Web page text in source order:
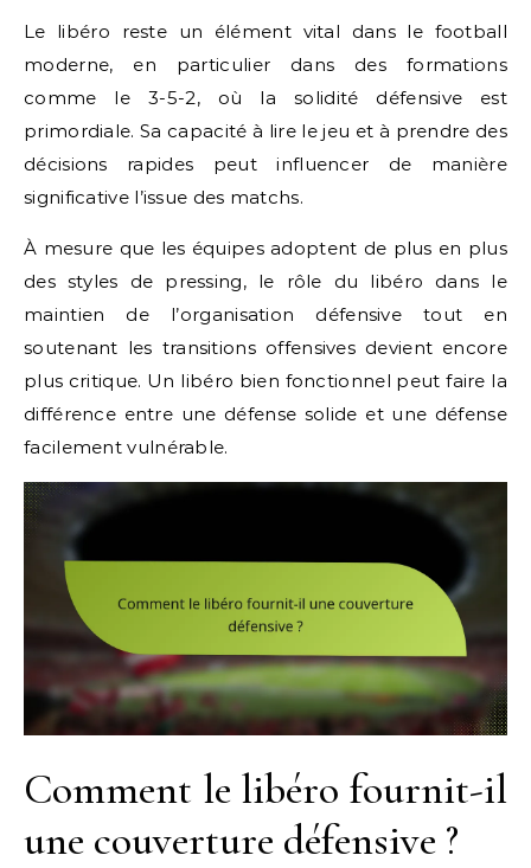
Le libéro reste un élément vital dans le football
moderne, en particulier dans des formations
comme le 3-5-2, où la solidité défensive est
primordiale. Sa capacité à lire le jeu et à prendre des
décisions rapides peut influencer de manière
significative l’issue des matchs.
À mesure que les équipes adoptent de plus en plus
des styles de pressing, le rôle du libéro dans le
maintien de l’organisation défensive tout en
soutenant les transitions offensives devient encore
plus critique. Un libéro bien fonctionnel peut faire la
différence entre une défense solide et une défense
facilement vulnérable.
Comment le libéro fournit-il
une couverture défensive ?